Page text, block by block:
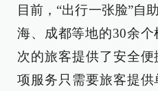
目前，“出行一张脸”自
海、成都等地的30余个
次的旅客提供了安全
项服务只需要旅客提供